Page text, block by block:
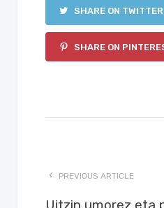
SHARE ON TWITTER
SHARE ON
PREVIOUS ARTICLE
Uitzin umorez eta